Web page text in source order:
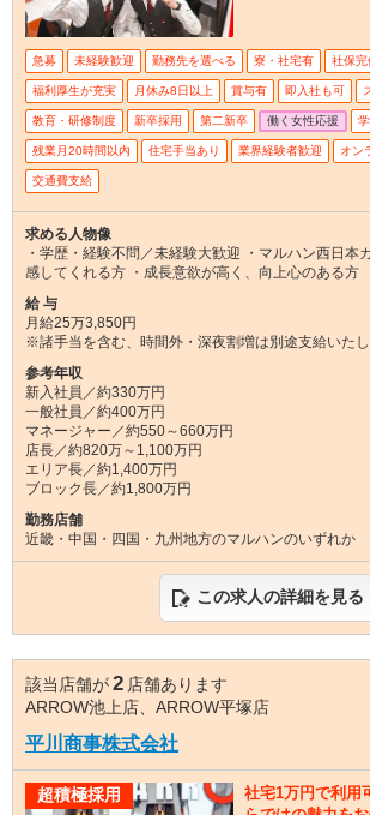
急募 未経験歓迎 勤務先を選べる 寮・社宅有 社保完
福利厚生が充実 月休み8日以上 賞与有 即入社も可
教育・研修制度 新卒採用 第二新卒 働く女性応援
残業月20時間以内 住宅手当あり 業界経験者歓迎 オン
交通費支給
求める人物像
・学歴・経験不問／未経験大歓迎 ・マルハン西日本
感してくれる方 ・成長意欲が高く、向上心のある方
給 与
月給25万3,850円
※諸手当を含む、時間外・深夜割増は別途支給いたし
参考年収
新入社員／約330万円
一般社員／約400万円
マネージャー／約550～660万円
店長／約820万～1,100万円
エリア長／約1,400万円
ブロック長／約1,800万円
勤務店舗
近畿・中国・四国・九州地方のマルハンのいずれか
この求人の詳細を見る
該当店舗が2 店舗あります
ARROW池上店、ARROW平塚店
平川商事株式会社
超積極採用
社宅1万円で利用